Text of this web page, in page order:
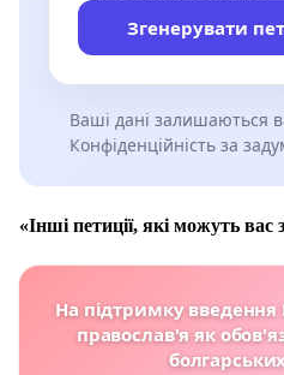
Згенерувати
Ваші дані залишаються
Конфіденційність за
«Інші петиції, які можуть вас
На підтримку введення
православ'я як